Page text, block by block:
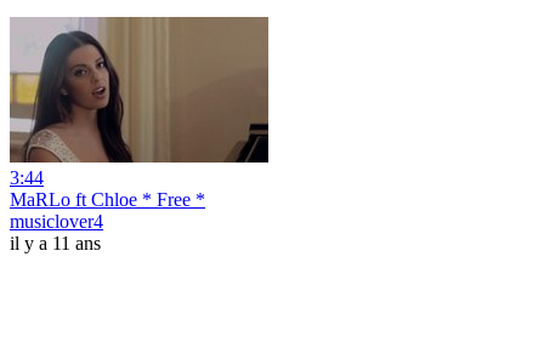
3:44
MaRLo ft Chloe * Free *
musiclover4
il y a 11 ans